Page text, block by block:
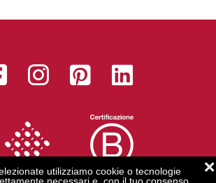
utilizziamo cookie o tecnologie
❌
Facebook
Instagram
Pinterest